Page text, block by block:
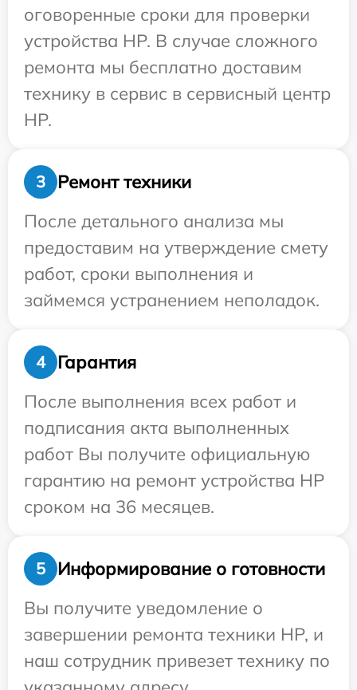
оговоренные сроки для проверки
устройства HP. В случае сложного
ремонта мы бесплатно доставим
технику в сервис в сервисный центр
HP.
3
Ремонт техники
После детального анализа мы
предоставим на утверждение смету
работ, сроки выполнения и
займемся устранением неполадок.
4
Гарантия
После выполнения всех работ и
подписания акта выполненных
работ Вы получите официальную
гарантию на ремонт устройства HP
сроком на 36 месяцев.
5
Информирование о готовности
Вы получите уведомление о
завершении ремонта техники HP, и
наш сотрудник привезет технику по